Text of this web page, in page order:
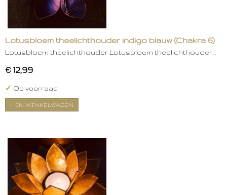
Lotusbloem theelichthouder indigo blauw (Chakra 6)
Lotusbloem theelichthouder Lotusbloem theelichthouder…
€ 12,99
✓ Op voorraad
IN WINKELWAGEN